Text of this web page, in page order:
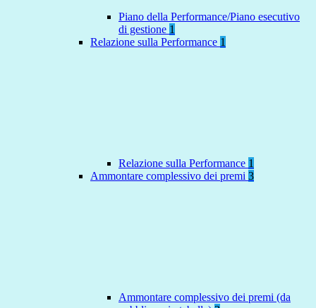
Piano della Performance/Piano esecutivo
di gestione 1
Relazione sulla Performance 1
Relazione sulla Performance 1
Ammontare complessivo dei premi 3
Ammontare complessivo dei premi (da